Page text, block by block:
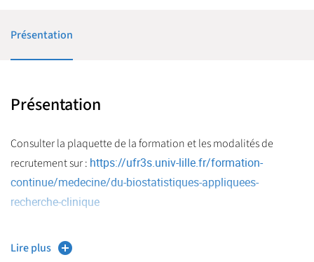
Présentation
Présentation
Consulter la plaquette de la formation et les modalités de
recrutement sur : https://ufr3s.univ-lille.fr/formation-
continue/medecine/du-biostatistiques-appliquees-
recherche-clinique
Lire plus